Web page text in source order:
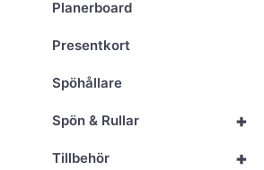
Planerboard
Presentkort
Spöhållare
+
Spön & Rullar
+
Tillbehör